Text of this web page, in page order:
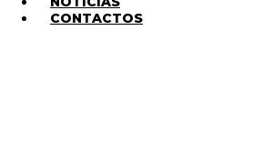
CONTACTOS